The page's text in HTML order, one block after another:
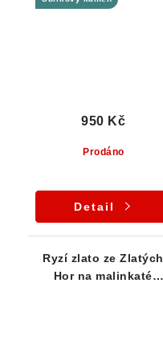
Zlatých Hor / ČR
Prodáno
950 Kč
Detail
Ryzí zlato ze Zlatých
Hor na malinkaté